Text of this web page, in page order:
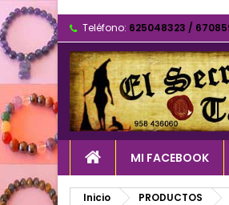
Teléfono: 625048323 /
MI FACEBOOK
Inicio PRODUCTOS